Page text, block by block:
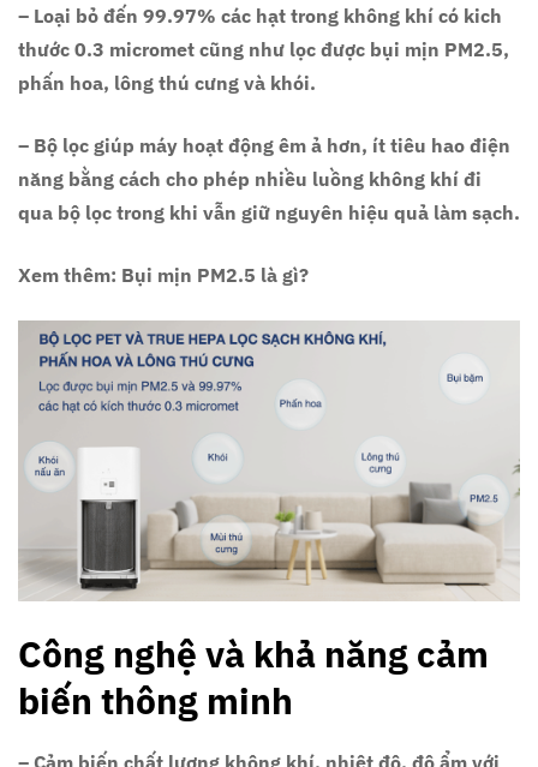
– Loại bỏ đến 99.97% các hạt trong không khí có kich
thước 0.3 micromet cũng như lọc được bụi mịn PM2.5,
phấn hoa, lông thú cưng và khói.
– Bộ lọc giúp máy hoạt động êm ả hơn, ít tiêu hao điện
năng bằng cách cho phép nhiều luồng không khí đi
qua bộ lọc trong khi vẫn giữ nguyên hiệu quả làm sạch.
Xem thêm: Bụi mịn PM2.5 là gì?
Công nghệ và khả năng cảm
biến thông minh
– Cảm biến chất lượng không khí, nhiệt độ, độ ẩm với